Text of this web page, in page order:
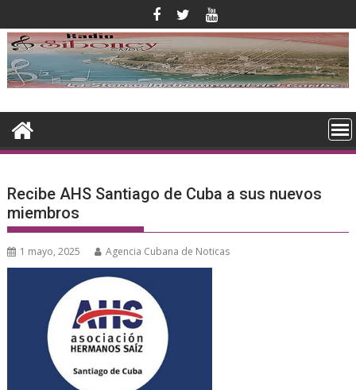
al
contenido
Recibe AHS Santiago de Cuba a sus nuevos
miembros
1 mayo, 2025 Agencia Cubana de Noticas